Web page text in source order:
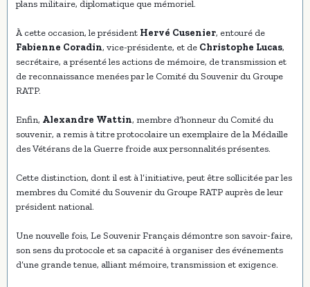
plans militaire, diplomatique que mémoriel.
À cette occasion, le président Hervé Cusenier, entouré de
Fabienne Coradin, vice-présidente, et de Christophe Lucas,
secrétaire, a présenté les actions de mémoire, de transmission et
de reconnaissance menées par le Comité du Souvenir du Groupe
RATP.
Enfin, Alexandre Wattin, membre d’honneur du Comité du
souvenir, a remis à titre protocolaire un exemplaire de la Médaille
des Vétérans de la Guerre froide aux personnalités présentes.
Cette distinction, dont il est à l’initiative, peut être sollicitée par les
membres du Comité du Souvenir du Groupe RATP auprès de leur
président national.
Une nouvelle fois, Le Souvenir Français démontre son savoir-faire,
son sens du protocole et sa capacité à organiser des événements
d’une grande tenue, alliant mémoire, transmission et exigence.